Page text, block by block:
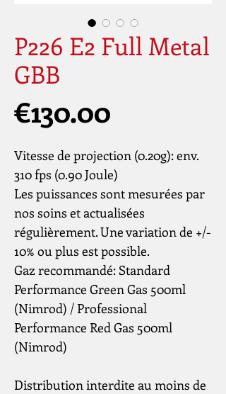
P226 E2 Full Metal
GBB
€130.00
Vitesse de projection (0.20g): env.
310 fps (0.90 Joule)
Les puissances sont mesurées par
nos soins et actualisées
régulièrement. Une variation de +/-
10% ou plus est possible.
Gaz recommandé: Standard
Performance Green Gas 500ml
(Nimrod) / Professional
Performance Red Gas 500ml
(Nimrod)
Distribution interdite au moins de